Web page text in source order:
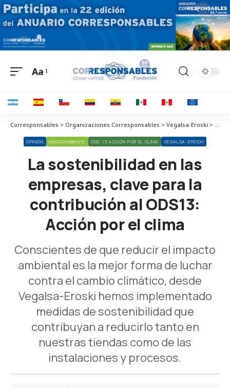
Aa
Corresponsables > Organizaciones Corresponsables > Vegalsa-Eroski > La sostenibilidad en las empresas, clave para la contribución al ODS13: Acción por el clima
OPINIÓN MEDIOAMBIENTE ODS 13 ACCIÓN POR EL CLIMA VEGALSA-EROSKI
La sostenibilidad en las
empresas, clave para la
contribución al ODS13:
Acción por el clima
Conscientes de que reducir el impacto
ambiental es la mejor forma de luchar
contra el cambio climático, desde
Vegalsa-Eroski hemos implementado
medidas de sostenibilidad que
contribuyan a reducirlo tanto en
nuestras tiendas como de las
instalaciones y procesos.